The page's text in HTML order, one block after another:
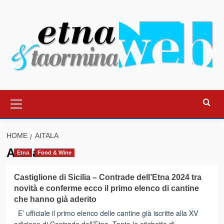
principale
HOME AITALA
Aitala
Etna Food & Wine
Castiglione di Sicilia – Contrade dell’Etna 2024 tra
novità e conferme ecco il primo elenco di cantine
che hanno già aderito
E’ ufficiale il primo elenco delle cantine già iscritte alla XV